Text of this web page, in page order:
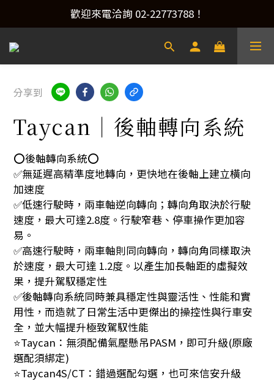
產品洽詢&預約安裝，請加Line：@xacaraudio
歡迎來電洽詢 02-22773788！
產品洽詢&預約安裝，請加Line：@xacaraudio
分享到
Taycan｜後軸轉向系統
⭕️後軸轉向系統⭕️
✅無延遲高精準度地轉向，更快地在後軸上建立橫向
加速度
✅低速行駛時，兩車軸逆向轉向；轉向角取決於行駛
速度，最大可達2.8度。行駛窄巷、停車操作更加容
易。
✅高速行駛時，兩車軸則同向轉向，轉向角同樣取決
於速度，最大可達 1.2度。以產生加長軸距的虛擬效
果，提升駕馭穩定性
✅後軸轉向系統同時兼具穩定性與靈活性、性能和實
用性，而造就了日常生活中更傑出的操控性與行車安
全，並大幅提升極致駕馭性能
⭐Taycan：無須配備氣壓懸吊PASM，即可升級(原廠
選配須綁定)
⭐Taycan4S/CT：錯過選配勾選，也可來信安升級